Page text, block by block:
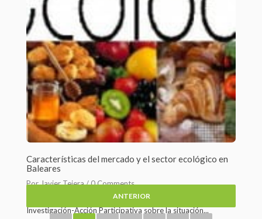
Características del mercado y el sector ecológico en
Baleares
Por Javier Tejera /0 Comments
Hace recientes fechas se ha publicado un estudio de
Investigación-Acción Participativa sobre la situación...
ANTERIOR